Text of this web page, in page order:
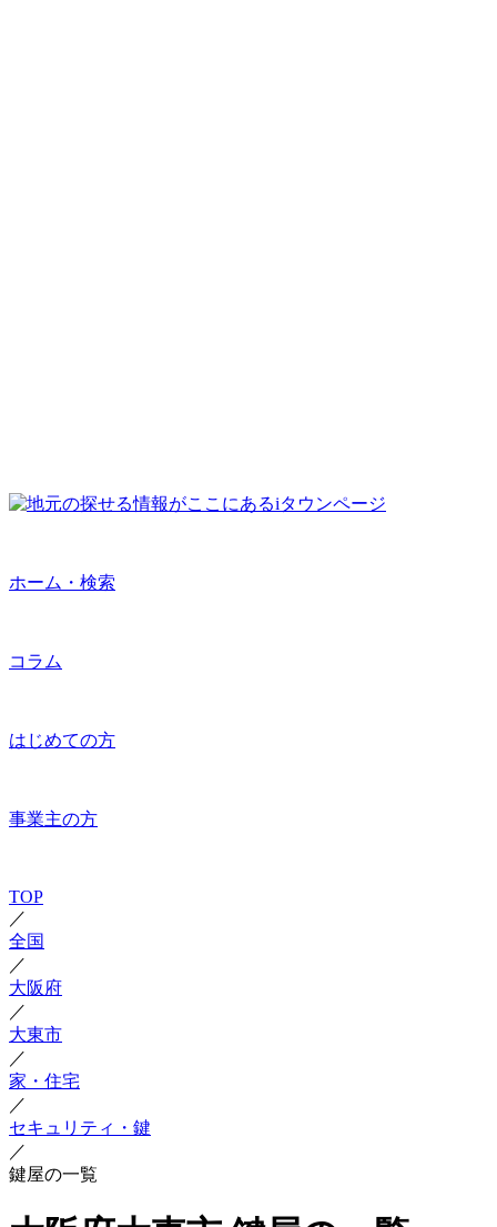
ホーム・検索
コラム
はじめての方
事業主の方
TOP
／
全国
／
大阪府
／
大東市
／
家・住宅
／
セキュリティ・鍵
／
鍵屋の一覧